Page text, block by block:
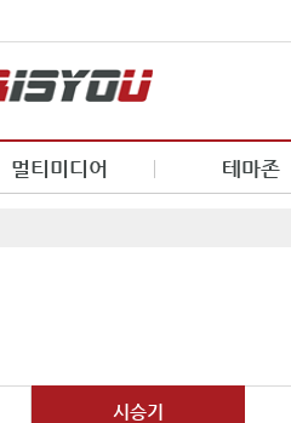
멀티미디어 테마존
시승기